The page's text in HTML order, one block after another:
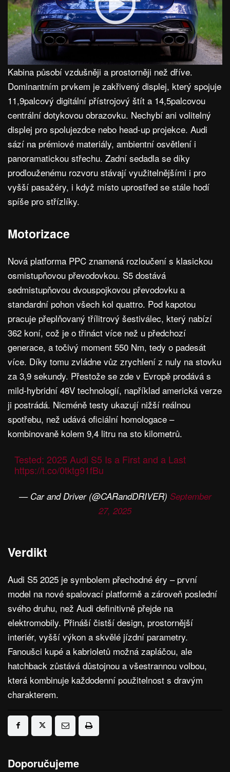
Kabina působí vzdušněji a prostorněji než dříve.
Dominantním prvkem je zakřivený displej, který spojuje
11,9palcový digitální přístrojový štít a 14,5palcovou
centrální dotykovou obrazovku. Nechybí ani volitelný
displej pro spolujezdce nebo head-up projekce. Audi
sází na prémiové materiály, ambientní osvětlení i
panoramatickou střechu. Zadní sedadla se díky
prodlouženému rozvoru stávají využitelnějšími i pro
vyšší pasažéry, i když místo uprostřed se stále hodí
spíše pro střízlíky.
Motorizace
Nová platforma PPC znamená rozloučení s klasickou
osmistupňovou převodovkou. S5 dostává
sedmistupňovou dvouspojkovou převodovku a
standardní pohon všech kol quattro. Pod kapotou
pracuje přeplňovaný třílitrový šestiválec, který nabízí
362 koní, což je o třináct více než u předchozí
generace, a točivý moment 550 Nm, tedy o padesát
více. Díky tomu zvládne vůz zrychlení z nuly na stovku
za 3,9 sekundy. Přestože se zde v Evropě prodává s
mild-hybridní 48V technologií, například americká verze
ji postrádá. Nicméně testy ukazují nižší reálnou
spotřebu, než udává oficiální homologace –
kombinovaně kolem 9,4 litru na sto kilometrů.
Tested: 2025 Audi S5 Is a First and a Last
https://t.co/0tktg91fBu
— Car and Driver (@CARandDRIVER) September
27, 2025
Verdikt
Audi S5 2025 je symbolem přechodné éry – první
model na nové spalovací platformě a zároveň poslední
svého druhu, než Audi definitivně přejde na
elektromobily. Přináší čistší design, prostornější
interiér, vyšší výkon a skvělé jízdní parametry.
Fanoušci kupé a kabrioletů možná zapláčou, ale
hatchback zůstává důstojnou a všestrannou volbou,
která kombinuje každodenní použitelnost s dravým
charakterem.
Doporučujeme